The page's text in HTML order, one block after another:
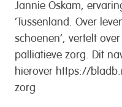
Jannie Oskam,
‘Tussenland. Over
schoenen’, vertelt
palliatieve zorg. Dit
hierover https://
zorg